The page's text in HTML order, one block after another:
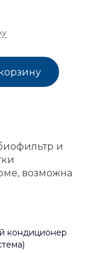
и
возможна
кондиционер